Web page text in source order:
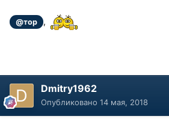
@тор ,
Dmitry1962
Опубликовано 14 мая, 2018